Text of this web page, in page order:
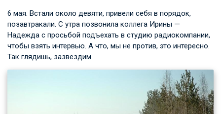
6 мая. Встали около девяти, привели себя в порядок,
позавтракали. С утра позвонила коллега Ирины —
Надежда с просьбой подъехать в студию радиокомпании,
чтобы взять интервью. А что, мы не против, это интересно.
Так глядишь, зазвездим.